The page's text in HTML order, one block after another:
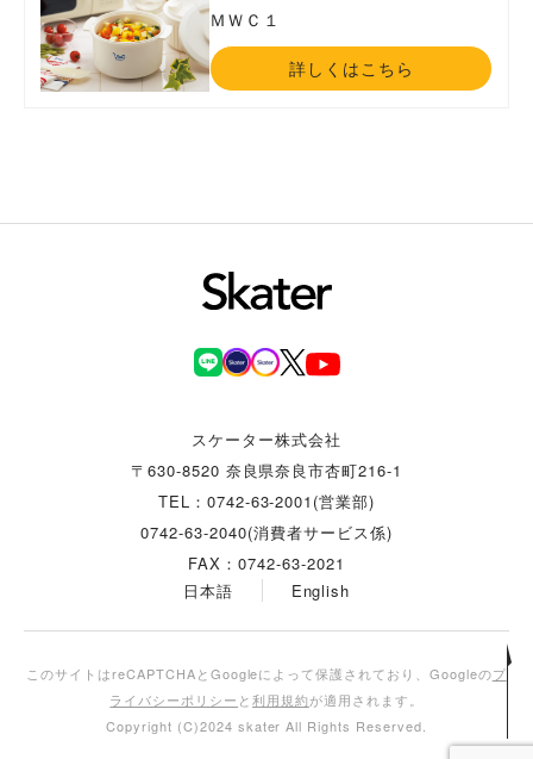
ＭＷＣ１
詳しくはこちら
スケーター株式会社
〒630-8520 奈良県奈良市杏町216-1
TEL：0742-63-2001(営業部)
0742-63-2040(消費者サービス係)
FAX：0742-63-2021
English
日本語
このサイトはreCAPTCHAとGoogleによって保護されており、Googleのプ
ライバシーポリシー と利用規約が適用されます。
Copyright (C)2024 skater All Rights Reserved.